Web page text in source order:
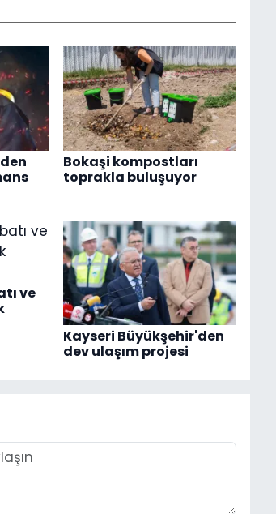
Bokaşi kompostları
toprakla buluşuyor
ve
Kayseri Büyükşehir'den
dev ulaşım projesi